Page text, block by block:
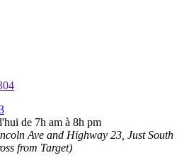
de 7h am à 8h pm
Ave and Highway 23, Just South
from Target)